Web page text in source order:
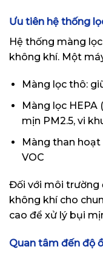
Ưu tiên hệ thống
Hệ thống màng
không khí. Một
Màng lọc thô:
Màng lọc HEPA
mịn PM2.5, vi
Màng than hoạt
VOC
Đối với môi trường
không khí cho
cao để xử lý bụi
Quan tâm đến độ